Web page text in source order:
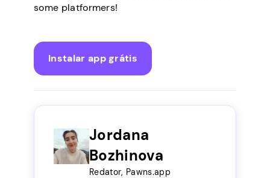
some platformers!
Instalar app grátis
Jordana
Bozhinova
Redator, Pawns.app